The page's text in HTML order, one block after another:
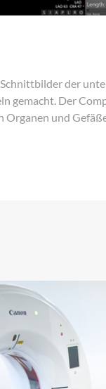
der
gemacht. Der
und